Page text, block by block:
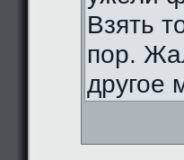
Взять
пор.
другое